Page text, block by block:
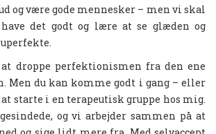
og være gode mennesker – men vi skal
det godt og lære at se glæden og
droppe perfektionismen fra den ene
Men du kan komme godt i gang – eller
starte i en terapeutisk gruppe hos mig.
og vi arbejder sammen på at